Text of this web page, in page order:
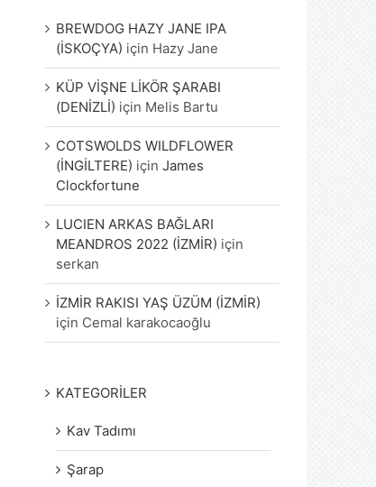
BREWDOG HAZY JANE IPA
(İSKOÇYA) için Hazy Jane
KÜP VİŞNE LİKÖR ŞARABI
(DENİZLİ) için Melis Bartu
COTSWOLDS WILDFLOWER
(İNGİLTERE) içinJames
Clockfortune
LUCIEN ARKAS BAĞLARI
MEANDROS 2022 (İZMİR) için
serkan
İZMİR RAKISI YAŞ ÜZÜM (İZMİR)
için Cemal karakocaoğlu
KATEGORİLER
Kav Tadımı
Şarap